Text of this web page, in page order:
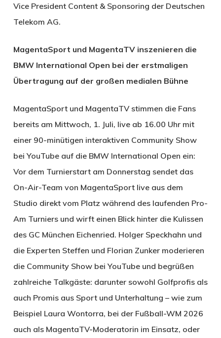
Vice President Content & Sponsoring der Deutschen
Telekom AG.
MagentaSport und MagentaTV inszenieren die
BMW International Open bei der erstmaligen
Übertragung auf der großen medialen Bühne
MagentaSport und MagentaTV stimmen die Fans
bereits am Mittwoch, 1. Juli, live ab 16.00 Uhr mit
einer 90-minütigen interaktiven Community Show
bei YouTube auf die BMW International Open ein:
Vor dem Turnierstart am Donnerstag sendet das
On-Air-Team von MagentaSport live aus dem
Studio direkt vom Platz während des laufenden Pro-
Am Turniers und wirft einen Blick hinter die Kulissen
des GC München Eichenried. Holger Speckhahn und
die Experten Steffen und Florian Zunker moderieren
die Community Show bei YouTube und begrüßen
zahlreiche Talkgäste: darunter sowohl Golfprofis als
auch Promis aus Sport und Unterhaltung – wie zum
Beispiel Laura Wontorra, bei der Fußball-WM 2026
auch als MagentaTV-Moderatorin im Einsatz, oder